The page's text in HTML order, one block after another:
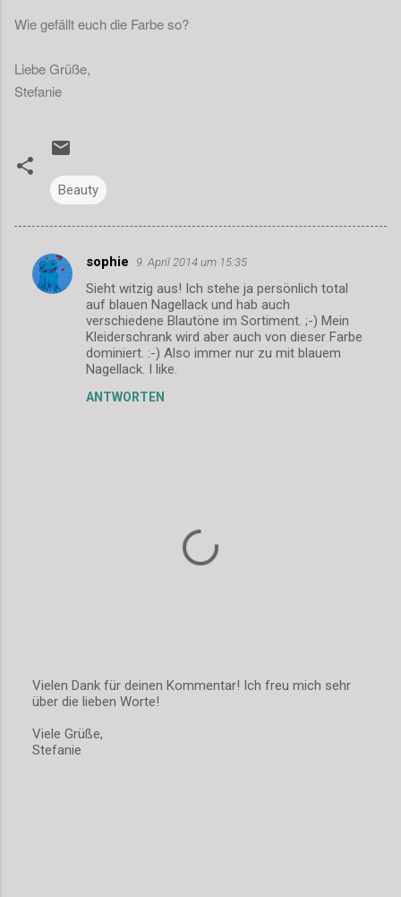
Wie gefällt euch die Farbe so?
Liebe Grüße,
Stefanie
Beauty
K
o
sophie 9. April 2014 um 15:35
Sieht witzig aus! Ich stehe ja persönlich total
auf blauen Nagellack und hab auch
verschiedene Blautöne im Sortiment. ;-) Mein
Kleiderschrank wird aber auch von dieser Farbe
dominiert. :-) Also immer nur zu mit blauem
Nagellack. I like.
ANTWORTEN
K
m
m
Vielen Dank für deinen Kommentar! Ich freu mich sehr
über die lieben Worte!
Viele Grüße,
Stefanie